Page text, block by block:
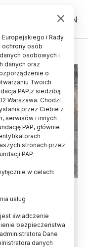
PL EN
ŻAGANIU
kości -
kilkuset lat
i Rady
ochrony osób
osobowych i
danych oraz
o
Twoich
PAP,z siedzibą
Warszawa. Chodzi
przez Ciebie z
serwisów i innych
PAP, głównie
stronach przez
PAP.
w celach:
usług
świadczenie
bezpieczeństwa
Dane
danych